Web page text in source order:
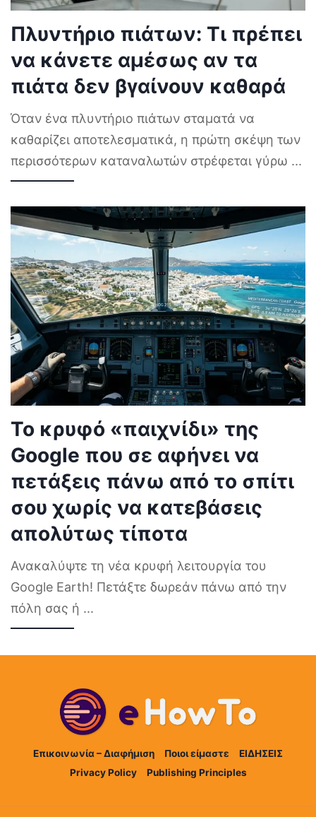
Πλυντήριο πιάτων: Τι πρέπει
να κάνετε αμέσως αν τα
πιάτα δεν βγαίνουν καθαρά
Όταν ένα πλυντήριο πιάτων σταματά να
καθαρίζει αποτελεσματικά, η πρώτη σκέψη των
περισσότερων καταναλωτών στρέφεται γύρω ...
Το κρυφό «παιχνίδι» της
Google που σε αφήνει να
πετάξεις πάνω από το σπίτι
σου χωρίς να κατεβάσεις
απολύτως τίποτα
Ανακαλύψτε τη νέα κρυφή λειτουργία του
Google Earth! Πετάξτε δωρεάν πάνω από την
πόλη σας ή ...
Επικοινωνία – Διαφήμιση Ποιοι είμαστε
ΕΙΔΗΣΕΙΣ
Privacy Policy
Publishing Principles